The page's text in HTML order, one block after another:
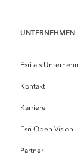
UNTERNEHMEN
Esri als
Kontakt
Karriere
Esri Open Vision
Partner